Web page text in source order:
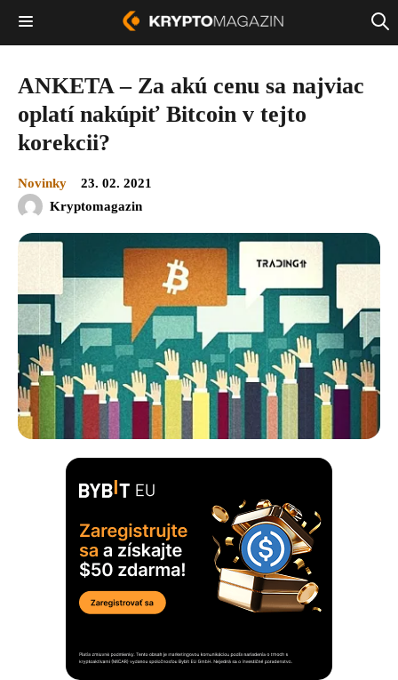
ANKETA – Za akú cenu sa najviac
oplatí nakúpiť Bitcoin v tejto
korekcii?
Novinky
23. 02. 2021
Kryptomagazin